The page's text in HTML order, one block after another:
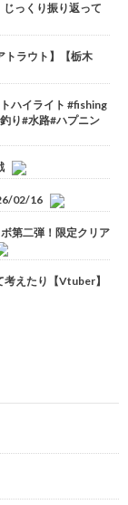
じっくり振り返って
トラウト】【栃木
ハイライト #fishing
り#水路#ハプニン
02/16
第二弾！限定クリア
考えたり【Vtuber】